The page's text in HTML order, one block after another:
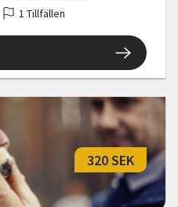
1 Tillfällen
320 SEK